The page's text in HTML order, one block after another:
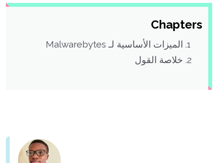
Chapters
الميزات الأساسية لـ Malwarebytes
خلاصة القول